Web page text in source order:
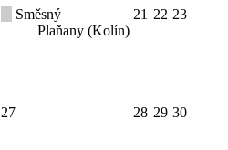
Směsný
Plaňany (Kolín)
21 22 23
27 28 29 30